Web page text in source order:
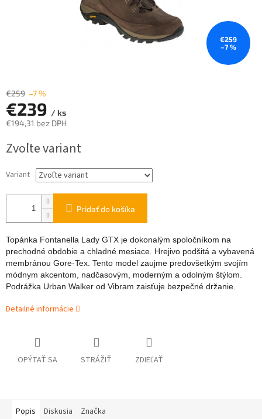
€259
–7 %
€259 –7 %
€239 / ks
€194,31 bez DPH
cena:
Zvoľte variant
Variant
Pridať do košíka
Topánka Fontanella Lady GTX je dokonalým spoločníkom na
prechodné obdobie a chladné mesiace. Hrejivo podšitá a vybavená
membránou Gore-Tex. Tento model zaujme predovšetkým svojím
módnym akcentom, nadčasovým, moderným a odolným štýlom.
Podrážka Urban Walker od Vibram zaisťuje bezpečné držanie.
Detailné informácie
OPÝTAŤ SA STRÁŽIŤ ZDIEĽAŤ
Popis Diskusia Značka